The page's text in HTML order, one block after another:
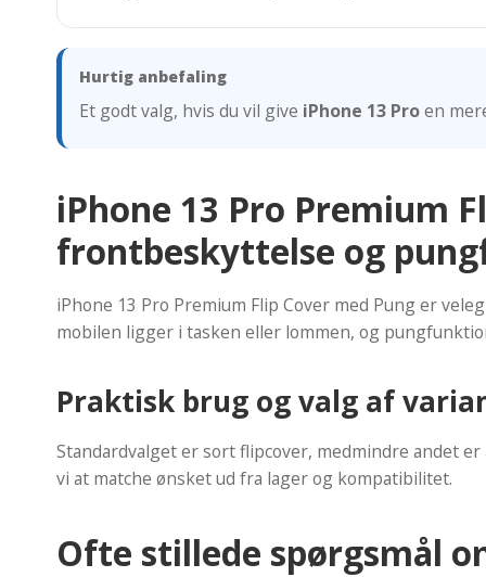
Hurtig anbefaling
Et godt valg, hvis du vil give iPhone 13 Proen
iPhone 13 Pro Premium
frontbeskyttelse og
iPhone 13 Pro Premium Flip Cover med Pung er
mobilen ligger i tasken eller lommen, og
Praktisk brug og valg af
Standardvalget er sort flipcover, medmindre andet
vi at matche ønsket ud fra lager og kompatibilitet.
Ofte stillede spørgsmål